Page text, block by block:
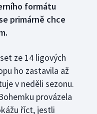
formátu
primárně chce
ze 14 ligových
ho zastavila až
v neděli sezonu.
provázela
říct, jestli